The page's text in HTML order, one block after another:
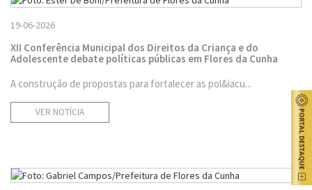
19-06-2026
XII Conferência Municipal dos Direitos da Criança e do
Adolescente debate políticas públicas em Flores da Cunha
A construção de propostas para fortalecer as pol&iacu...
VER NOTÍCIA